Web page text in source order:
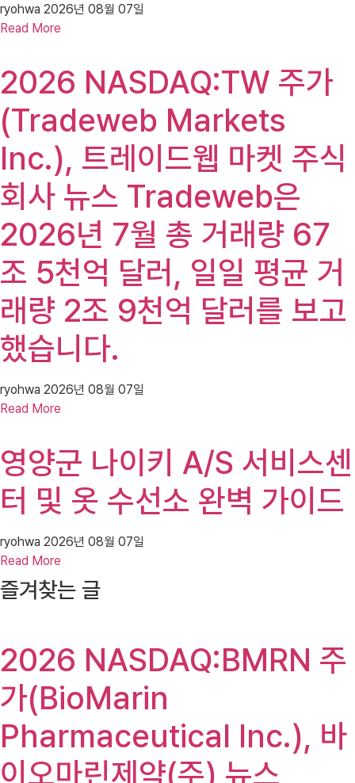
ryohwa 2026년 08월 07일
Read More
2026 NASDAQ:TW 주가
(Tradeweb Markets
Inc.), 트레이드웹 마켓 주식
회사 뉴스 Tradeweb은
2026년 7월 총 거래량 67
조 5천억 달러, 일일 평균 거
래량 2조 9천억 달러를 보고
했습니다.
ryohwa 2026년 08월 07일
Read More
영양군 나이키 A/S 서비스센
터 및 옷 수선소 완벽 가이드
ryohwa 2026년 08월 07일
Read More
즐겨찾는 글
2026 NASDAQ:BMRN 주
가(BioMarin
Pharmaceutical Inc.), 바
이오마린제약(주) 뉴스